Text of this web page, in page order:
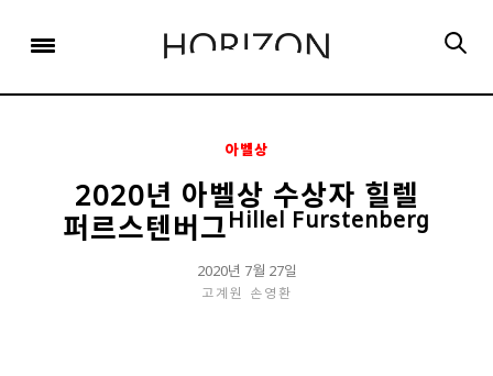
아벨상
2020년 아벨상 수상자 힐렐
퍼르스텐버그Hillel Furstenberg
2020년 7월 27일
고계원 손영환
x
비밀번호 찾기
보내기
SIGN UP
회원 가입을 통해 더 많은 정보를 받아보세요.
01
회원정보입력
02
이메일 인증
03
가입완료
입력하신 이메일 주소
SIGN UP
회원정보입력
02
이메일 인증 가입완료
이메일 인증이 완료되었습니다.
가입하신 이메일 주소로 로그인 후 서비스를 이용해주세요.
SIGN UP
회원 가입을 통해 더 많은 정보를 받아보세요.
01
회원정보입력
02
이메일 인증
03
가입완료